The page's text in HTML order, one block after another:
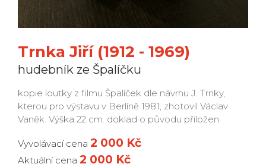
Trnka Jiří (1912 - 1969)
hudebník ze Špalíčku
kopie loutky z filmu Špalíček dle návrhu J. Trnky,
kterou pro výstavu v Berlíně 1981, zhotovil Václav
Vaněk. Výška 22 cm. doklad o původu přiložen.
Vyvolávací cena 2 000 Kč
Aktuální cena 2 000 Kč